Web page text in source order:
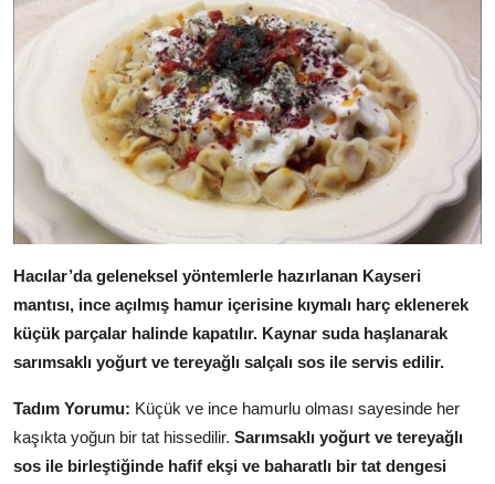
Anne & Bebek Beslenmesi
Mutfak Sırları & Teknikler
Gıda Sözlüğü & Nedir?
Yemek Tarifleri & Menüler
Hacılar’da geleneksel yöntemlerle hazırlanan Kayseri
mantısı, ince açılmış hamur içerisine kıymalı harç eklenerek
küçük parçalar halinde kapatılır. Kaynar suda haşlanarak
sarımsaklı yoğurt ve tereyağlı salçalı sos ile servis edilir.
Tadım Yorumu: Küçük ve ince hamurlu olması sayesinde her
kaşıkta yoğun bir tat hissedilir. Sarımsaklı yoğurt ve tereyağlı
sos ile birleştiğinde hafif ekşi ve baharatlı bir tat dengesi